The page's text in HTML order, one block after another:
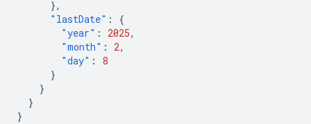
},
"lastDate" :
{
"year" : 2025,
"month" : 2,
"day" :
8
}
}
}
}